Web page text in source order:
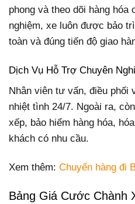
phong và theo dõi hàng hóa
nghiệm, xe luôn được bảo
toàn và đúng tiến độ giao
Dịch Vụ Hỗ Trợ Chuyên
Nhân viên tư vấn, điều phối
nhiệt tình 24/7. Ngoài ra,
xếp, bảo hiểm hàng hóa,
khách có nhu cầu.
Xem thêm: Chuyển hàng đi
Bảng Giá Cước Chành